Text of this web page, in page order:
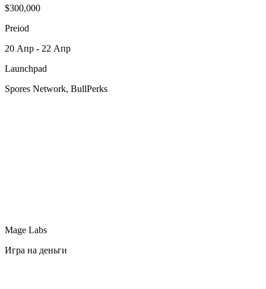
$300,000
Preiod
20 Апр - 22 Апр
Launchpad
Spores Network, BullPerks
Mage Labs
Игра на деньги